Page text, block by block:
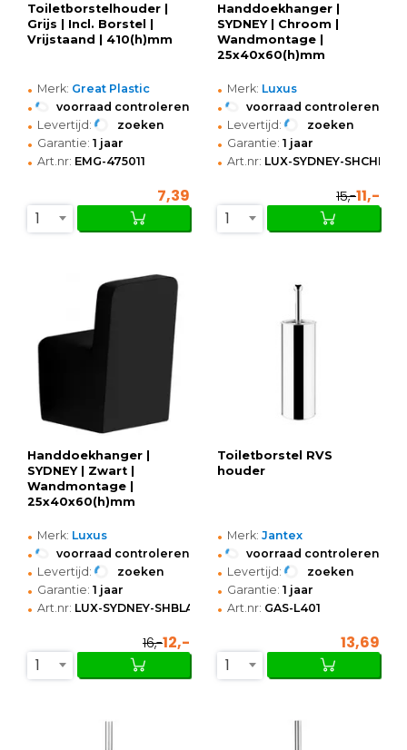
Toiletborstelhouder |
Grijs | Incl. Borstel |
Vrijstaand | 410(h)mm
• Merk: Great Plastic
• voorraad controleren
• Levertijd: zoeken
• Garantie: 1 jaar
• Art.nr: EMG-475011
7,39
1
Handdoekhanger |
SYDNEY | Chroom |
Wandmontage |
25x40x60(h)mm
• Merk: Luxus
• voorraad controleren
• Levertijd: zoeken
• Garantie: 1 jaar
• Art.nr: LUX-SYDNEY-
15,-11,-
1
Handdoekhanger |
SYDNEY | Zwart |
Wandmontage |
25x40x60(h)mm
• Merk: Luxus
• voorraad controleren
• Levertijd: zoeken
• Garantie: 1 jaar
• Art.nr: LUX-SYDNEY-SHBLACK
16,-12,-
1
Toiletborstel RVS
houder
• Merk: Jantex
• voorraad controleren
• Levertijd: zoeken
• Garantie: 1 jaar
• Art.nr: GAS-L401
13,69
1